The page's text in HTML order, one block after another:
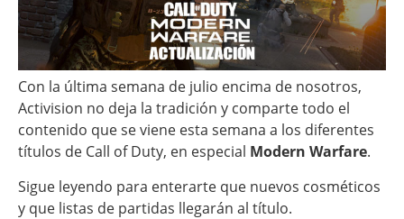
Con la última semana de julio encima de nosotros,
Activision no deja la tradición y comparte todo el
contenido que se viene esta semana a los diferentes
títulos de Call of Duty, en especial Modern Warfare.
Sigue leyendo para enterarte que nuevos cosméticos
y que listas de partidas llegarán al título.